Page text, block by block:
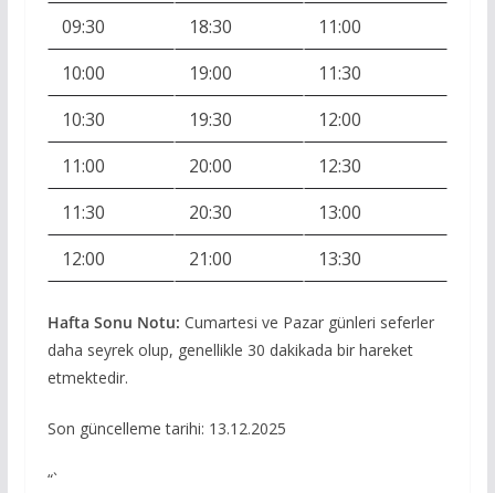
09:30 18:30
11:00
10:00
19:00
11:30
10:30
19:30
12:00
11:00
20:00
12:30
11:30
20:30
13:00
12:00
21:00 13:30
Hafta Sonu Notu: Cumartesi ve Pazar günleri seferler
daha seyrek olup, genellikle 30 dakikada bir hareket
etmektedir.
Son güncelleme tarihi: 13.12.2025
“`